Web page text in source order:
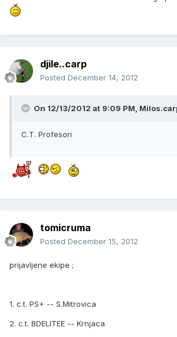
djile..carp
Posted December 14, 2012
On 12/13/2012 at 9:09 PM,
C.T. Profesori
tomicruma
Posted December 15, 2012
prijavljene ekipe ;
1. c.t. PS+ -- S.Mitrovica
2. c.t. BDELITEE -- Krnjaca